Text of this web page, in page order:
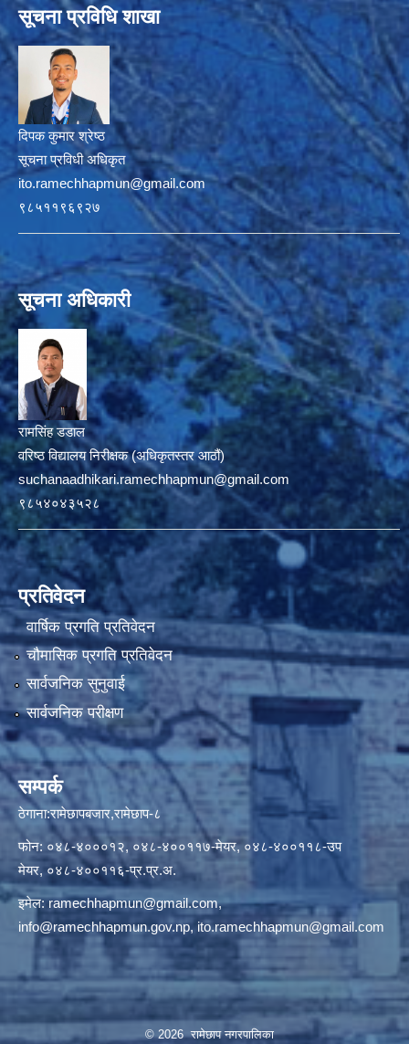
सूचना प्रविधि शाखा
दिपक कुमार श्रेष्ठ
सूचना प्रविधी अधिकृत
ito.ramechhapmun@gmail.com
९८५११९६९२७
सूचना अधिकारी
रामसिंह डडाल
वरिष्ठ विद्यालय निरीक्षक (अधिकृतस्तर आठौं)
suchanaadhikari.ramechhapmun@gmail.com
९८५४०४३५२८
प्रतिवेदन
वार्षिक प्रगति प्रतिवेदन
चौमासिक प्रगति प्रतिवेदन
सार्वजनिक सुनुवाई
सार्वजनिक परीक्षण
सम्पर्क
ठेगाना:रामेछापबजार,रामेछाप-८
फोन: ०४८-४०००१२, ०४८-४००११७-मेयर, ०४८-४००११८-उप
मेयर, ०४८-४००११६-प्र.प्र.अ.
इमेल:ramechhapmun@gmail.com,
info@ramechhapmun.gov.np,ito.ramechhapmun@gmail.com
© 2026 रामेछाप नगरपालिका